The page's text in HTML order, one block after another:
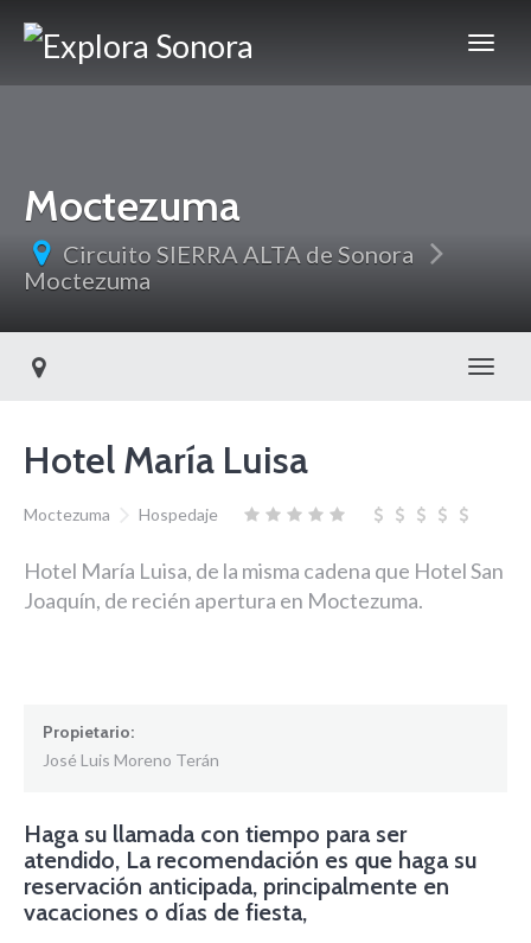
Moctezuma
Circuito SIERRA ALTA de Sonora
Moctezuma
Hotel María Luisa
Moctezuma Hospedaje
Hotel María Luisa, de la misma cadena que Hotel San
Joaquín, de recién apertura en Moctezuma.
Propietario:
José Luis Moreno Terán
Haga su llamada con tiempo para ser
atendido, La recomendación es que haga su
reservación anticipada, principalmente en
vacaciones o días de fiesta,